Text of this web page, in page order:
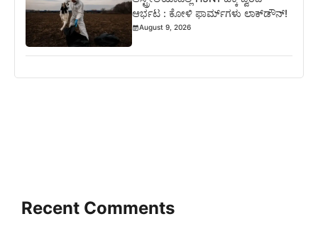
ಆರ್ಭಟ : ಕೋಳಿ ಫಾರ್ಮ್‌ಗಳು ಲಾಕ್‌ಡೌನ್!
August 9, 2026
Recent Comments